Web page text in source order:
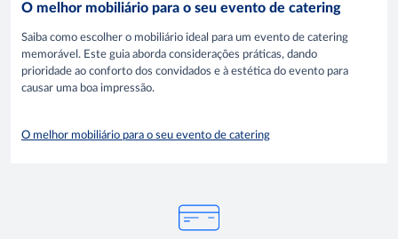
O melhor mobiliário para o seu evento de catering
Saiba como escolher o mobiliário ideal para um evento de catering
memorável. Este guia aborda considerações práticas, dando
prioridade ao conforto dos convidados e à estética do evento para
causar uma boa impressão.
O melhor mobiliário para o seu evento de catering